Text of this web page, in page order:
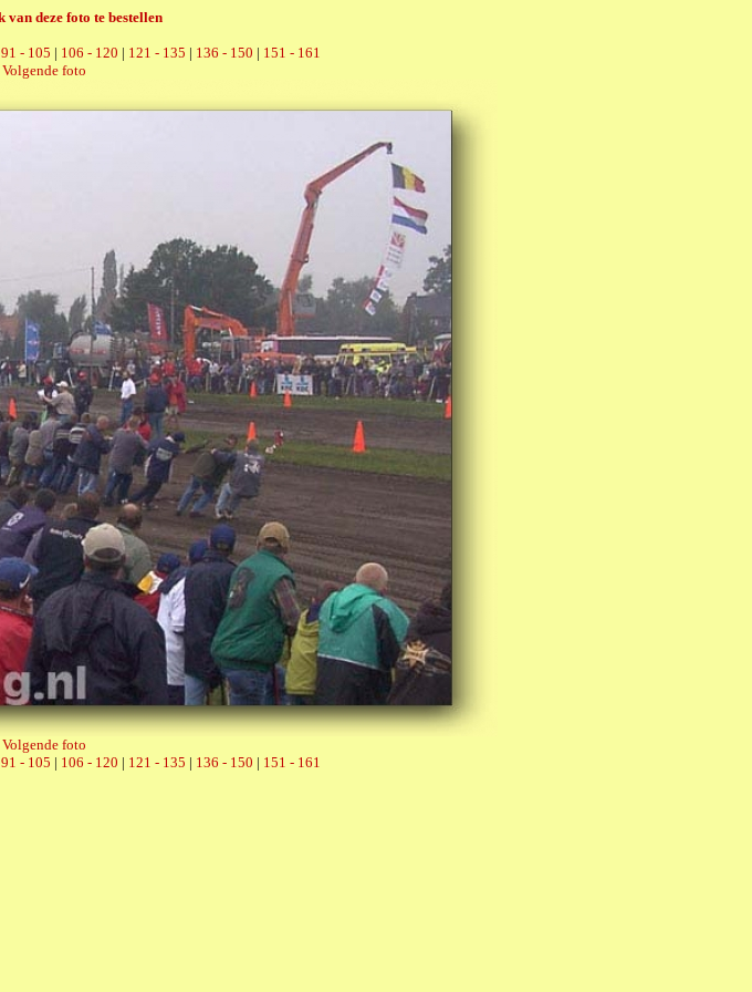
deze foto te bestellen
91 - 105 | 106 - 120 | 121 - 135 | 136 - 150 | 151 - 161
Volgende foto
Volgende foto
91 - 105 | 106 - 120 | 121 - 135 | 136 - 150 | 151 - 161